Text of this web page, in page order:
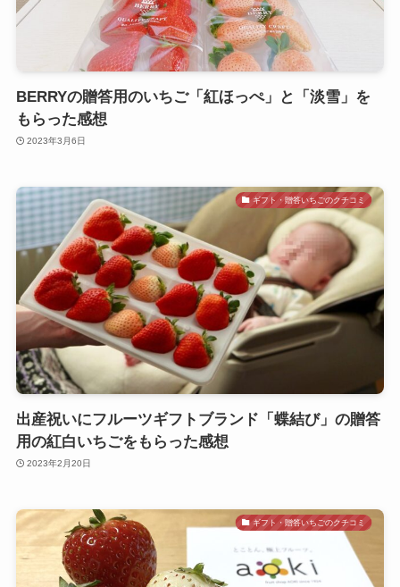
BERRYの贈答用のいちご「紅ほっぺ」と「淡雪」を
もらった感想
2023年3月6日
ギフト・贈答いちごのクチコミ
出産祝いにフルーツギフトブランド「蝶結び」の贈答
用の紅白いちごをもらった感想
2023年2月20日
ギフト・贈答いちごのクチコミ